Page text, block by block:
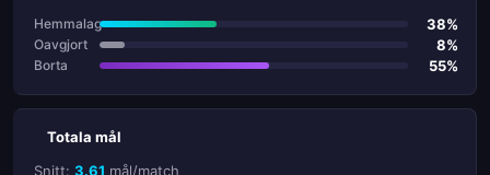
Hemmalag 38%
Oavgjort 8%
Borta 55%
Totala mål
Snitt: 3.61 mål/match